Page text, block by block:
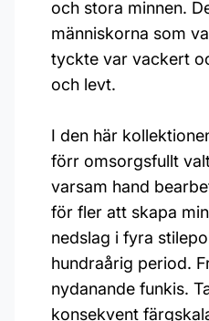
och stora minnen.
människorna som
tyckte var vackert
och levt.
I den här
förr omsorgsfullt
varsam hand
för fler att skapa
nedslag i fyra
hundraårig period.
nydanande funkis.
konsekvent